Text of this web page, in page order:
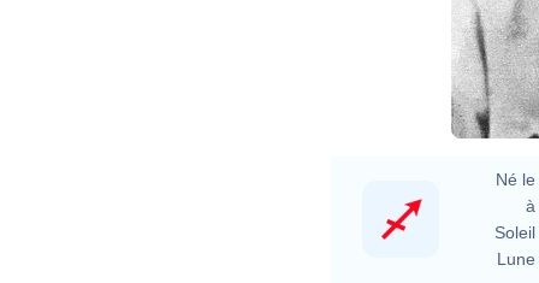
Né le
à
Soleil
Lune